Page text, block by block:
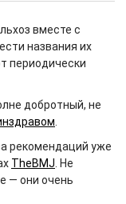
вместе с
названия их
периодически
добротный, не
рекомендаций уже
TheBMJ . Не
— они очень